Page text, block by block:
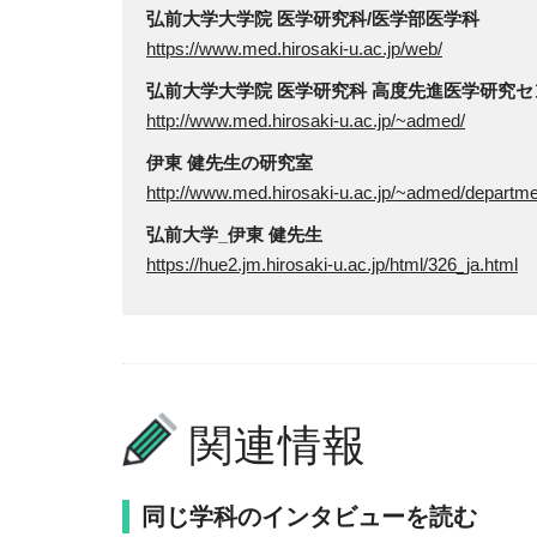
弘前大学大学院 医学研究科/医学部医学科
https://www.med.hirosaki-u.ac.jp/web/
弘前大学大学院 医学研究科 高度先進医学研究
http://www.med.hirosaki-u.ac.jp/~admed/
伊東 健先生の研究室
http://www.med.hirosaki-u.ac.jp/~admed/
弘前大学_伊東 健先生
https://hue2.jm.hirosaki-u.ac.jp/html/326_ja.html
関連情報
同じ学科のインタビューを読む